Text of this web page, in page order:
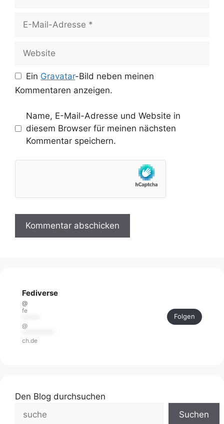
Website
Ein Gravatar-Bild neben meinen
Kommentaren anzeigen.
Name, E-Mail-Adresse und Website in
diesem Browser für meinen nächsten
Kommentar speichern.
Fediverse
@
fe
@
ch.de
Folgen
Den Blog durchsuchen
Suchen